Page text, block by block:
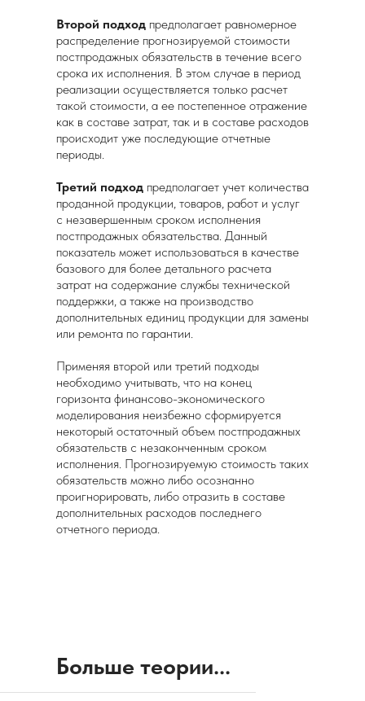
Второй подход предполагает равномерное
распределение прогнозируемой стоимости
постпродажных обязательств в течение всего
срока их исполнения. В этом случае в период
реализации осуществляется только расчет
такой стоимости, а ее постепенное отражение
как в составе затрат, так и в составе расходов
происходит уже последующие отчетные
периоды.
Третий подход предполагает учет количества
проданной продукции, товаров, работ и услуг
с незавершенным сроком исполнения
постпродажных обязательства. Данный
показатель может использоваться в качестве
базового для более детального расчета
затрат на содержание службы технической
поддержки, а также на производство
дополнительных единиц продукции для замены
или ремонта по гарантии.
Применяя второй или третий подходы
необходимо учитывать, что на конец
горизонта финансово-экономического
моделирования неизбежно сформируется
некоторый остаточный объем постпродажных
обязательств с незаконченным сроком
исполнения. Прогнозируемую стоимость таких
обязательств можно либо осознанно
проигнорировать, либо отразить в составе
дополнительных расходов последнего
отчетного периода.
Больше теории...